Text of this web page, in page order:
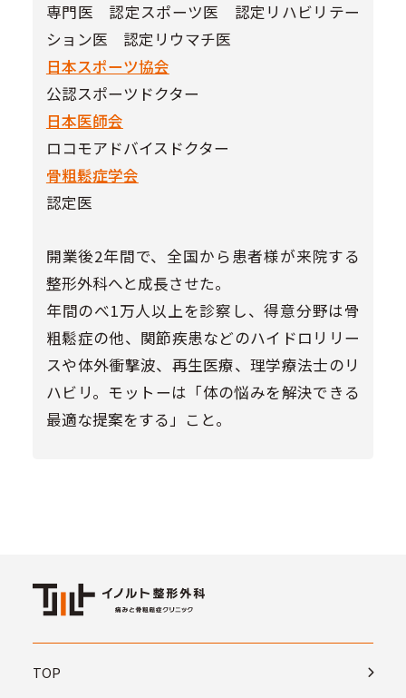
専門医 認定スポーツ医 認定リハビリテー
ション医 認定リウマチ医
日本スポーツ協会
公認スポーツドクター
日本医師会
ロコモアドバイスドクター
骨粗鬆症学会
認定医
開業後2年間で、全国から患者様が来院する
整形外科へと成長させた。
年間のべ1万人以上を診察し、得意分野は骨
粗鬆症の他、関節疾患などのハイドロリリー
スや体外衝撃波、再生医療、理学療法士のリ
ハビリ。モットーは「体の悩みを解決できる
最適な提案をする」こと。
TOP